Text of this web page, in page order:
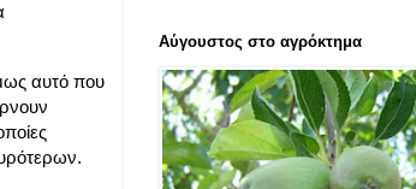
αυτό που
Αύγουστος στο αγρόκτημα